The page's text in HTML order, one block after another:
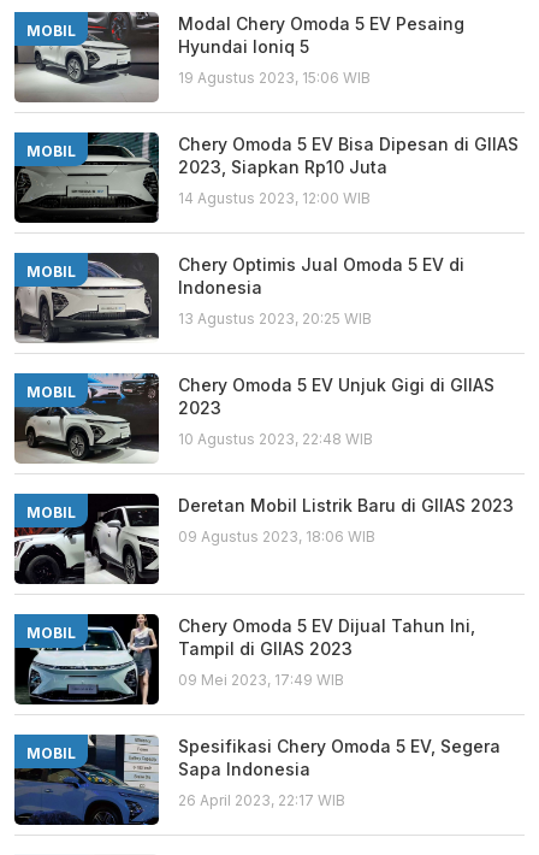
MOBIL
Modal Chery Omoda 5 EV Pesaing
Hyundai Ioniq 5
19 Agustus 2023, 15:06 WIB
MOBIL
Chery Omoda 5 EV Bisa Dipesan di GIIAS
2023, Siapkan Rp10 Juta
14 Agustus 2023, 12:00 WIB
MOBIL
Chery Optimis Jual Omoda 5 EV di
Indonesia
13 Agustus 2023, 20:25 WIB
MOBIL
Chery Omoda 5 EV Unjuk Gigi di GIIAS
2023
10 Agustus 2023, 22:48 WIB
MOBIL Deretan Mobil Listrik Baru di GIIAS 2023
09 Agustus 2023, 18:06 WIB
MOBIL
Chery Omoda 5 EV Dijual Tahun Ini,
Tampil di GIIAS 2023
09 Mei 2023, 17:49 WIB
MOBIL
Spesifikasi Chery Omoda 5 EV, Segera
Sapa Indonesia
26 April 2023, 22:17 WIB